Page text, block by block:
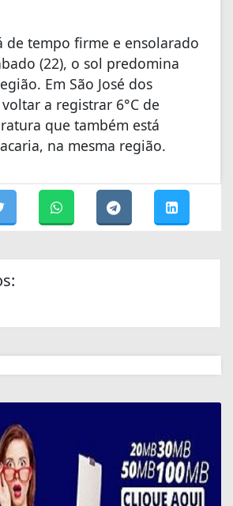
de tempo firme e ensolarado
(22), o sol predomina
Em São José dos
a registrar 6°C de
que também está
na mesma região.